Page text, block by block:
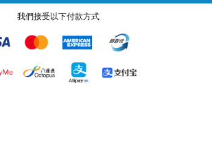
我們接受以下付款方式